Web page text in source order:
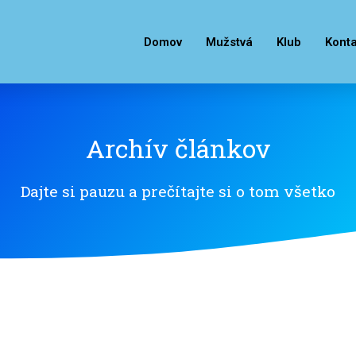
Domov Mužstvá Klub
Archív článkov
Dajte si pauzu a prečítajte si o tom všetko